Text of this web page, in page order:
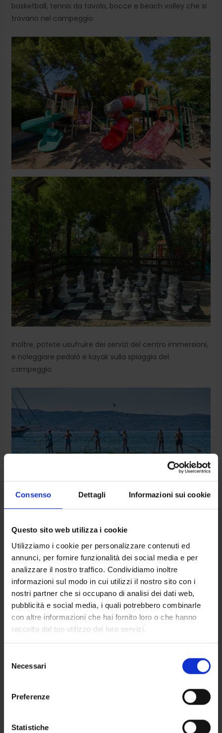
Consenso Dettagli Informazioni sui cookie
Questo sito web utilizza i cookie
Utilizziamo i cookie per personalizzare contenuti ed
annunci, per fornire funzionalità dei social media e per
analizzare il nostro traffico. Condividiamo inoltre
informazioni sul modo in cui utilizzi il nostro sito con i
nostri partner che si occupano di analisi dei dati web,
pubblicità e social media, i quali potrebbero combinarle
con altre informazioni che hai fornito loro o che hanno
raccolto dal tuo utilizzo dei loro servizi.
delNecessari
Preferenze
Statistiche
basketball, tennis da tavolo, bocce e beach volley che si
trovano nel campeggio.
Inoltre, potete usufruire dei servizi del centro immersioni,
e noleggiare pedalò e kayak sulla spiaggia del
campeggio.